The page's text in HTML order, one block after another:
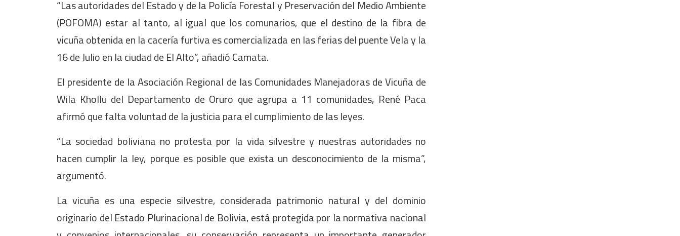
“Las autoridades del Estado y de la Policía Forestal y Preservación del Medio Ambiente
(POFOMA) estar al tanto, al igual que los comunarios, que el destino de la fibra de
vicuña obtenida en la cacería furtiva es comercializada en las ferias del puente Vela y la
16 de Julio en la ciudad de El Alto”, añadió Camata.
El presidente de la Asociación Regional de las Comunidades Manejadoras de Vicuña de
Wila Khollu del Departamento de Oruro que agrupa a 11 comunidades, René Paca
afirmó que falta voluntad de la justicia para el cumplimiento de las leyes.
“La sociedad boliviana no protesta por la vida silvestre y nuestras autoridades no
hacen cumplir la ley, porque es posible que exista un desconocimiento de la misma”,
argumentó.
La vicuña es una especie silvestre, considerada patrimonio natural y del dominio
originario del Estado Plurinacional de Bolivia, está protegida por la normativa nacional